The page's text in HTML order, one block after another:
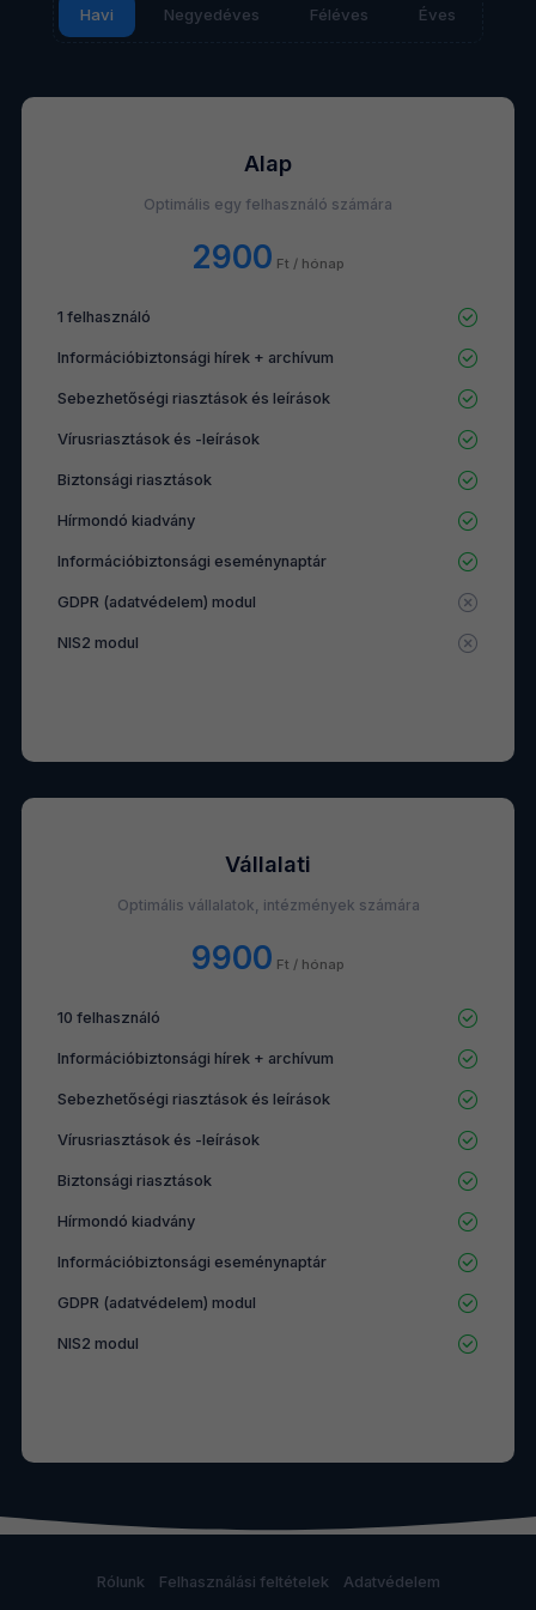
Havi Negyedéves Féléves Éves
Alap
Optimális egy felhasználó számára
2900 Ft / hónap
1 felhasználó
Információbiztonsági hírek + archívum
Sebezhetőségi riasztások és leírások
Vírusriasztások és -leírások
Biztonsági riasztások
Hírmondó kiadvány
Információbiztonsági eseménynaptár
GDPR (adatvédelem) modul
NIS2 modul
Vállalati
Optimális vállalatok, intézmények számára
9900 Ft / hónap
10 felhasználó
Információbiztonsági hírek + archívum
Sebezhetőségi riasztások és leírások
Vírusriasztások és -leírások
Biztonsági riasztások
Hírmondó kiadvány
Információbiztonsági eseménynaptár
GDPR (adatvédelem) modul
NIS2 modul
Rólunk Felhasználási feltételek Adatvédelem